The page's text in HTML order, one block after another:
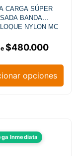
CARGA SÚPER
BANDA
NYLON MC
$480.000
opciones
Inmediata